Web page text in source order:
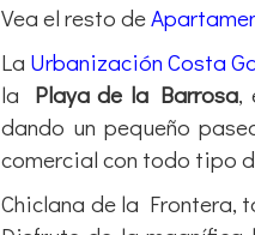
Vea el resto de
La Urbanización Costa
la Playa de la Barrosa,
dando un pequeño
comercial con todo tipo
Chiclana de la Frontera,